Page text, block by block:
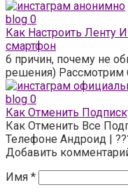
blog 0
Как Настроить Ленту
смартфон
6 причин, почему не
решения) Рассмотрим
blog 0
Как Отменить
Как Отменить Все
Телефоне Андроид |
Добавить
Имя *